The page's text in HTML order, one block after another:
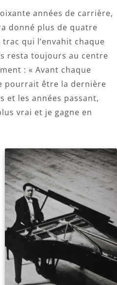
années de carrière,
donné plus de quatre
qui l’envahit chaque
resta toujours au centre
: « Avant chaque
pourrait être la dernière
et les années passant,
vrai et je gagne en